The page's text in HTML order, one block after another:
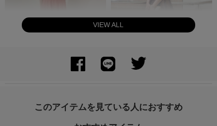
VIEW ALL
このアイテムを見ている人におすすめ